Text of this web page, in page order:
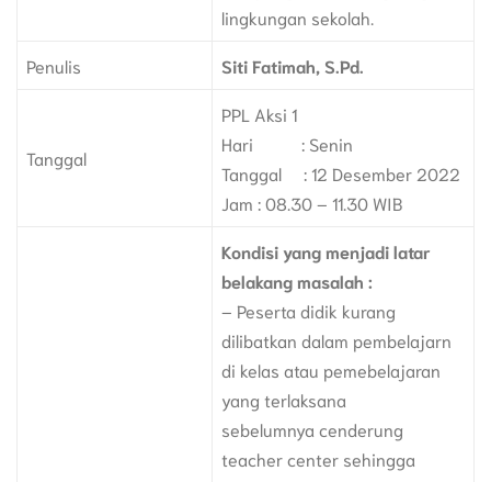
lingkungan sekolah.
Penulis Siti Fatimah, S.Pd.
Tanggal
PPL Aksi 1
Hari : Senin
Tanggal : 12 Desember 2022
Jam : 08.30 – 11.30 WIB
Kondisi yang menjadi latar
belakang masalah :
– Peserta didik kurang
dilibatkan dalam pembelajarn
di kelas atau pemebelajaran
yang terlaksana
sebelumnya cenderung
teacher center sehingga